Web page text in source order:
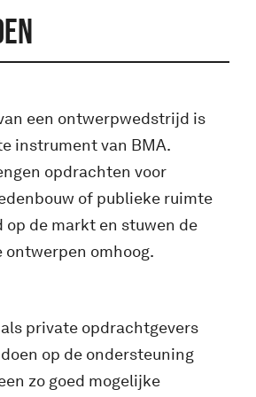
een ontwerpwedstrijd is
instrument van BMA.
opdrachten voor
of publieke ruimte
op de markt en stuwen de
omhoog.
private opdrachtgevers
op de ondersteuning
zo goed mogelijke